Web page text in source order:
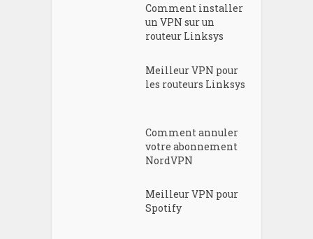
Comment installer
un VPN sur un
routeur Linksys
Meilleur VPN pour
les routeurs Linksys
Comment annuler
votre abonnement
NordVPN
Meilleur VPN pour
Spotify